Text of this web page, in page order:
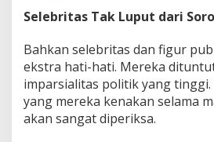
Selebritas Tak Luput dari
Bahkan selebritas dan figur
ekstra hati-hati. Mereka
imparsialitas politik yang
yang mereka kenakan selama
akan sangat diperiksa.